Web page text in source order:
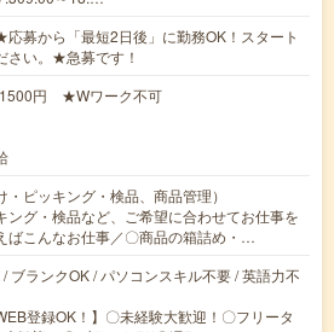
募から「最短2日後」に勤務OK！スタート
さい。★急募です！
円 ★Wワーク不可
・ピッキング・検品、商品管理）
ング・検品など、ご希望に合わせてお仕事を
ばこんなお仕事／〇商品の箱詰め・…
ブランクOK / パソコンスキル不要 / 英語力不
登録OK！】〇未経験大歓迎！〇フリータ